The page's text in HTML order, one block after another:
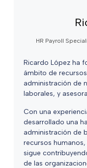
HR Payroll
Ricardo López ha
ámbito de
administración de
laborales, y
Con una
desarrollado una
administración de
recursos
sigue
de las